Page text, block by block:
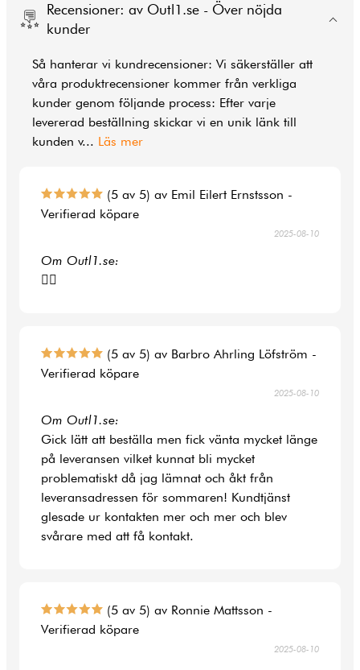
Recensioner: av Outl1.se - Över nöjda
kunder
Så hanterar vi kundrecensioner: Vi säkerställer att
våra produktrecensioner kommer från verkliga
kunder genom följande process: Efter varje
levererad beställning skickar vi en unik länk till
kunden v... Läs mer
(5 av 5) av Emil Eilert Ernstsson -
Verifierad köpare
2025-08-10
Om Outl1.se:
👍🏻
(5 av 5) av Barbro Ahrling Löfström -
Verifierad köpare
2025-08-10
Om Outl1.se:
Gick lätt att beställa men fick vänta mycket länge
på leveransen vilket kunnat bli mycket
problematiskt då jag lämnat och åkt från
leveransadressen för sommaren! Kundtjänst
glesade ur kontakten mer och mer och blev
svårare med att få kontakt.
(5 av 5) av Ronnie Mattsson -
Verifierad köpare
2025-08-10